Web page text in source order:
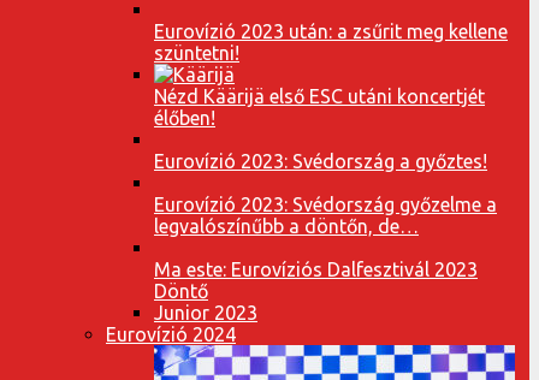
Eurovízió 2023 után: a zsűrit meg kellene
szüntetni!
Nézd Käärijä első ESC utáni koncertjét
élőben!
Eurovízió 2023: Svédország a győztes!
Eurovízió 2023: Svédország győzelme a
legvalószínűbb a döntőn, de…
Ma este: Eurovíziós Dalfesztivál 2023
Döntő
Junior 2023
Eurovízió 2024